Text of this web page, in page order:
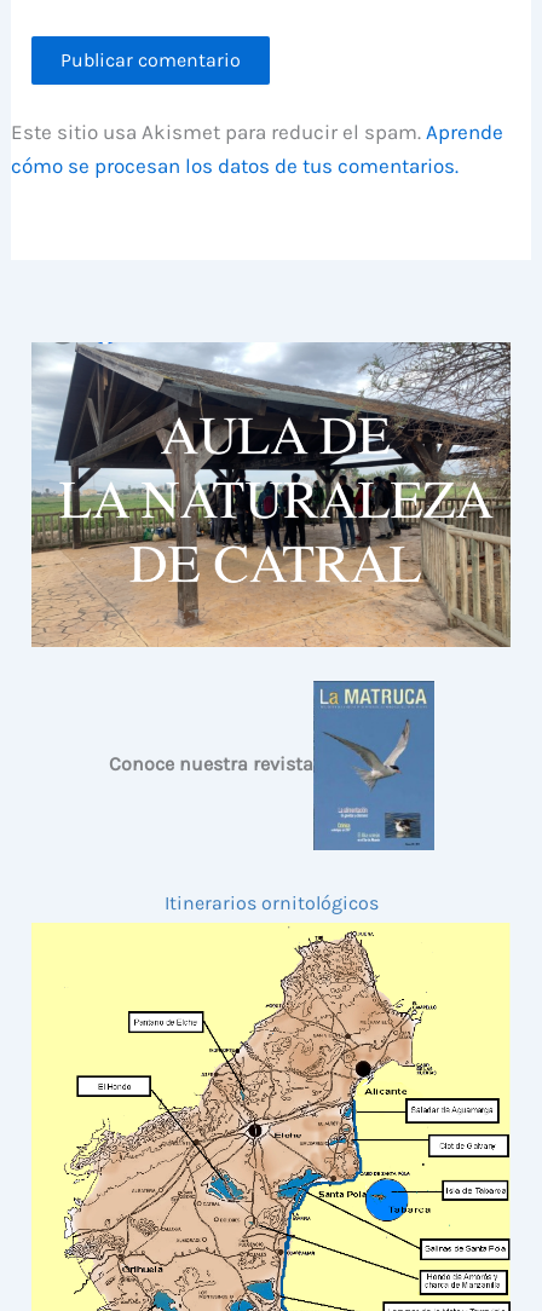
Este sitio usa Akismet para reducir el spam.Aprende
cómo se procesan los datos de tus comentarios.
Conoce nuestra revista
Itinerarios ornitológicos